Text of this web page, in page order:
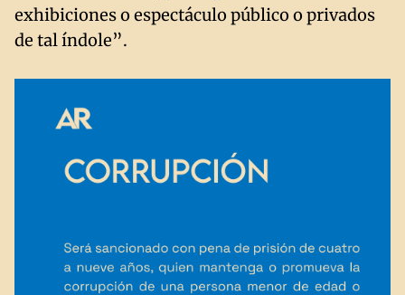
exhibiciones o espectáculo público o privados
de tal índole”.